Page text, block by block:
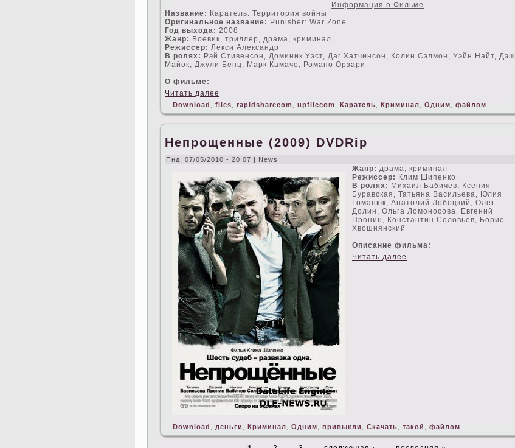
Информация о Фильме
Название: Каратель: Территория войны
Оригинальное название: Punisher: War Zone
Год выхода: 2008
Жанр: Боевик, триллер, драма, криминал
Режисceр: Лекси Александр
В ролях: Рэй Стивенсон, Доминик Уэст, Даг Хатчинсон, Колин Сэлмон, Уэйн Найт, Дэш
Майок, Джули Бенц, Марк Камачо, Романо Орзари
О фильме:
Читать далее
Download files rapidsharecom upfilecom Каратель Криминал Одним файлом
Непрощенные (2009) DVDRip
Пнд, 07/05/2010 - 20:07 | News
Жанр: драма, криминал
Режисceр: Клим Шипенко
В ролях: Михаил Бабичев, Кceния
Буравская, Татьяна Васильева, Юлия
Гоманюк, Анатолий Лобоцкий, Олег
Долин, Ольга Ломоносова, Евгений
Пронин, Константин Соловьев, Борис
Хвошнянский
Описание фильма:
Читать далее
Download деньги Криминал Одним привыкли Скачать такой файлом